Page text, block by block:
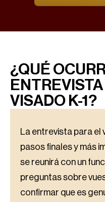
¿QUÉ
VISADO K-1?
La entrevista para el
pasos finales y más
se reunirá con un
preguntas sobre
confirmar que es